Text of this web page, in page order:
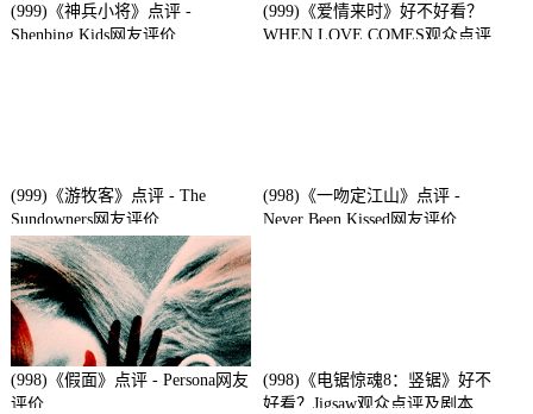
(999)《神兵小将》点评 -
Shenbing Kids网友评价
(999)《爱情来时》好不好看？
WHEN LOVE COMES观众点评
(999)《游牧客》点评 - The
Sundowners网友评价
(998)《一吻定江山》点评 -
Never Been Kissed网友评价
(998)《假面》点评 - Persona网友
评价
(998)《电锯惊魂8：竖锯》好不
好看？Jigsaw观众点评及剧本